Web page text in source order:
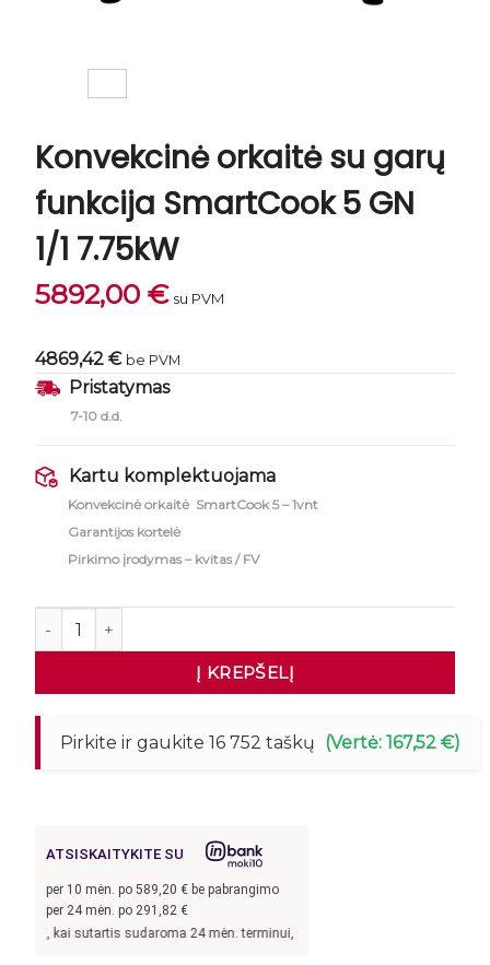
Konvekcinė orkaitė su garų
funkcija SmartCook 5 GN
1/1 7.75kW
5892,00 € su PVM
4869,42 € be PVM
Pristatymas
7-10 d.d.
Kartu komplektuojama
Konvekcinė orkaitė SmartCook 5 – 1vnt
Garantijos kortelė
Pirkimo įrodymas – kvitas / FV
produkto kiekis: Konvekcinė orkaitė su garų funkcija
Į KREPŠELĮ
Pirkite ir gaukite 16 752 taškų (Vertė: 167,52 €)
ATSISKAITYKITE SU
per 10 mėn. po 589,20 € be pabrangimo
per 24 mėn. po 291,82 €
€, kai sutartis sudaroma 24 mėn. terminui, metinė palūkanų norma –